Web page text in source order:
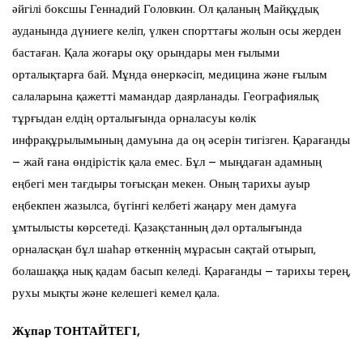
әйгілі боксшы Геннадий Головкин. Ол қаланың Майқұдық
ауданында дүниеге келіп, үлкен спорттағы жолын осы жерден
бастаған. Қала жоғары оқу орындары мен ғылыми
орталықтарға бай. Мұнда өнеркәсіп, медицина және ғылым
салаларына қажетті мамандар даярланады. Географиялық
тұрғыдан елдің орталығында орналасуы көлік
инфрақұрылымының дамуына да оң әсерін тигізген. Қарағанды
– жай ғана өндірістік қала емес. Бұл – мыңдаған адамның
еңбегі мен тағдыры тоғысқан мекен. Оның тарихы ауыр
еңбекпен жазылса, бүгінгі келбеті жаңару мен дамуға
ұмтылысты көрсетеді. Қазақстанның дәл орталығында
орналасқан бұл шаһар өткеннің мұрасын сақтай отырып,
болашаққа нық қадам басып келеді. Қарағанды – тарихы терең,
рухы мықты және келешегі кемел қала.
Жұпар ТОНТАЙТЕГІ,